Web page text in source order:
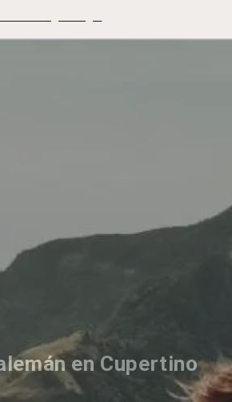
en Cupertino